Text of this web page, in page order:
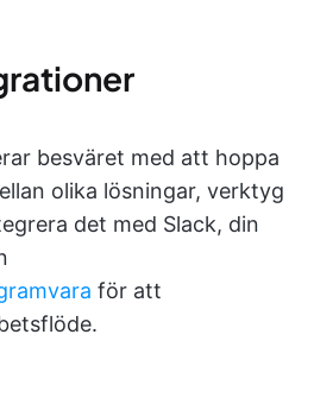
besväret med att hoppa
olika lösningar, verktyg
det med Slack, din
för att